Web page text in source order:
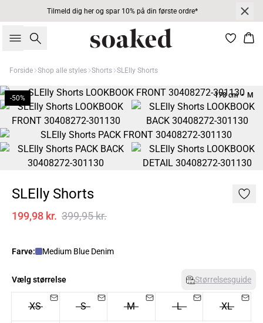
Tilmeld dig her og spar 10% på din første ordre*
Søg
Forside Shop alle styles Shorts SLElly Shorts
178 cm • M
-50%
SLElly Shorts
199,98 kr. 399,95 kr.
Farve: Medium Blue Denim
Vælg størrelse Størrelsesguide
XS S M L XL